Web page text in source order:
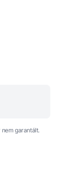
garantált.